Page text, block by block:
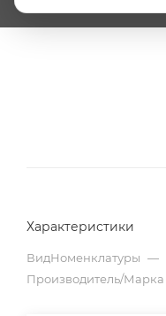
Характеристики
ВидНоменклатуры —
Производитель/Марка